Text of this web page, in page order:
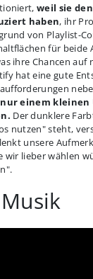
weil sie
haben, ihr
von Playlist-
für
ihre Chancen auf
hat eine gute
einem kleinen
Der dunklere
nutzen" steht,
unsere
wir lieber wählen